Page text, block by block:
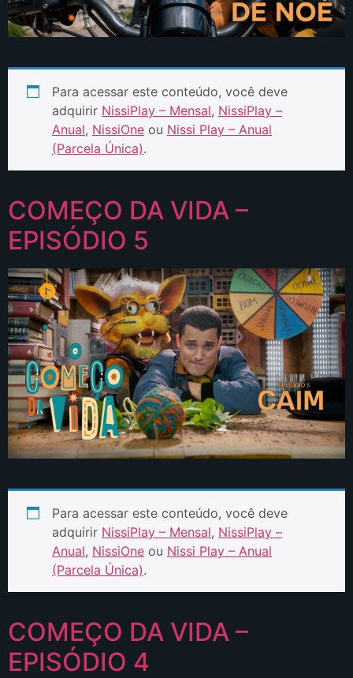
Para acessar este conteúdo, você deve
adquirir NissiPlay – Mensal, NissiPlay –
Anual, NissiOne ou Nissi Play – Anual
(Parcela Única).
COMEÇO DA VIDA –
EPISÓDIO 5
Para acessar este conteúdo, você deve
adquirir NissiPlay – Mensal, NissiPlay –
Anual, NissiOne ou Nissi Play – Anual
(Parcela Única).
COMEÇO DA VIDA –
EPISÓDIO 4